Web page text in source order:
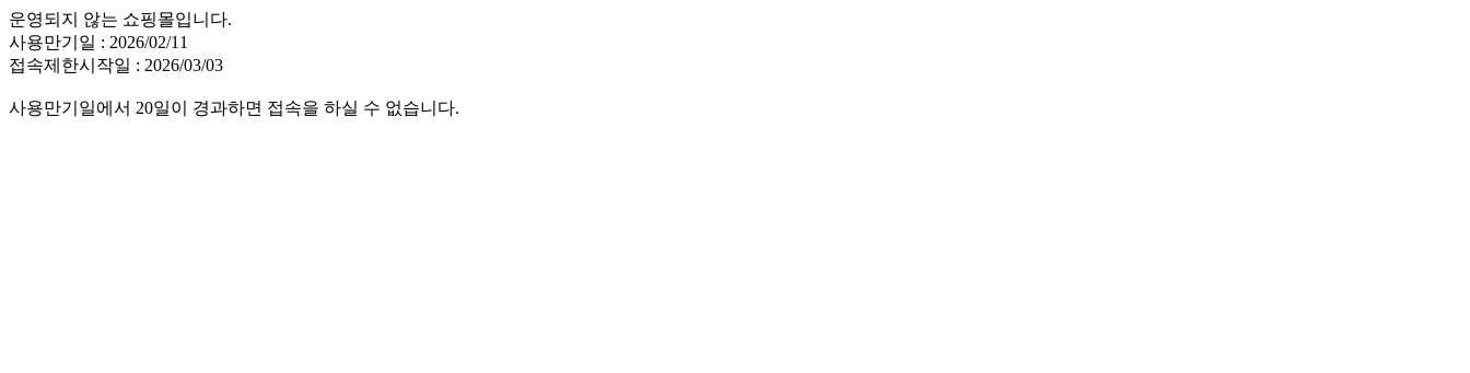
운영되지 않는 쇼핑몰입니다.
사용만기일 : 2026/02/11
접속제한시작일 : 2026/03/03
사용만기일에서 20일이 경과하면 접속을 하실 수 없습니다.